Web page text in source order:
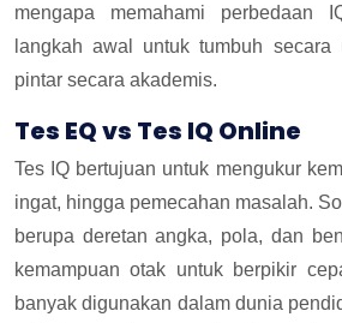
mengapa memahami perbedaan
langkah awal untuk tumbuh secara
pintar secara akademis.
Tes EQ vs Tes IQ Online
Tes IQ bertujuan untuk mengukur
ingat, hingga pemecahan masalah.
berupa deretan angka, pola, dan
kemampuan otak untuk berpikir
banyak digunakan dalam dunia